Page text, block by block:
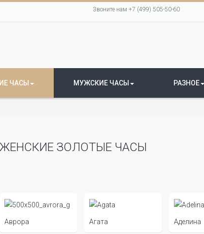
Звоните нам +7 (499) 505-50-60
ЧАСЫ МУЖСКИЕ ЧАСЫ РАЗНОЕ
ЖЕНСКИЕ ЗОЛОТЫЕ ЧАСЫ
Аврора Агата Аделина